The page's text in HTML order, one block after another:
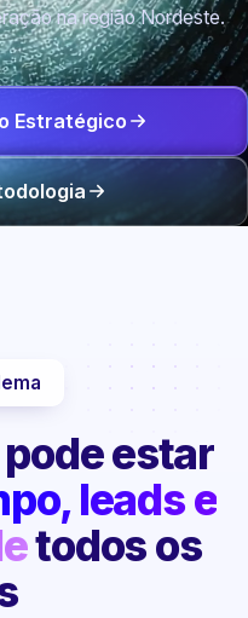
na região Nordeste.
Estratégico
estar
leads e
todos os